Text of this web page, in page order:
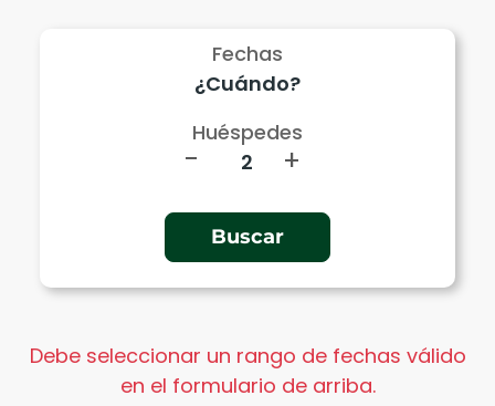
Fechas
Huéspedes
- +
Debe seleccionar un rango de fechas válido
en el formulario de arriba.